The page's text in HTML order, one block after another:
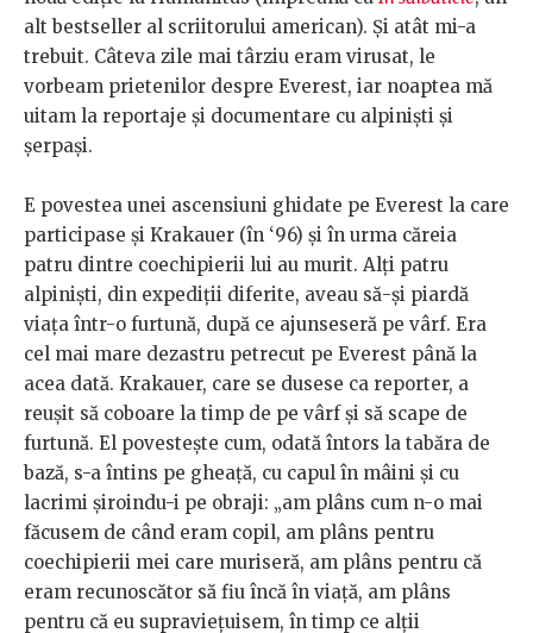
alt bestseller al scriitorului american). Și atât mi-a
trebuit. Câteva zile mai târziu eram virusat, le
vorbeam prietenilor despre Everest, iar noaptea mă
uitam la reportaje și documentare cu alpiniști și
șerpași.
E povestea unei ascensiuni ghidate pe Everest la care
participase și Krakauer (în ‘96) și în urma căreia
patru dintre coechipierii lui au murit. Alți patru
alpiniști, din expediții diferite, aveau să-și piardă
viața într-o furtună, după ce ajunseseră pe vârf. Era
cel mai mare dezastru petrecut pe Everest până la
acea dată. Krakauer, care se dusese ca reporter, a
reușit să coboare la timp de pe vârf și să scape de
furtună. El povestește cum, odată întors la tabăra de
bază, s-a întins pe gheață, cu capul în mâini și cu
lacrimi șiroindu-i pe obraji: „am plâns cum n-o mai
făcusem de când eram copil, am plâns pentru
coechipierii mei care muriseră, am plâns pentru că
eram recunoscător să fiu încă în viață, am plâns
pentru că eu supraviețuisem, în timp ce alții